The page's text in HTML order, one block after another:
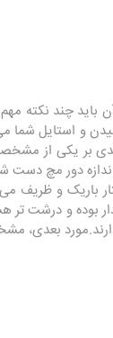
چند نکته
و استایل شما
بر یکی از
دور مچ دست
باریک و ظریف
و درشت تر